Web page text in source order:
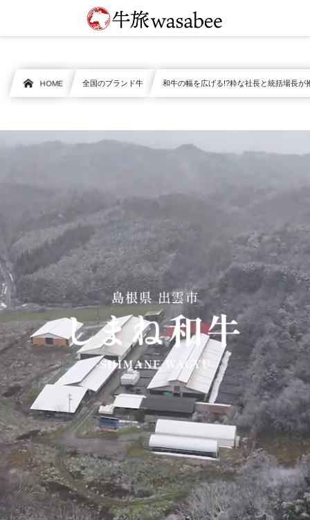
HOME 全国のブランド牛 和牛の幅を広げる!?粋な社長と統括場長が